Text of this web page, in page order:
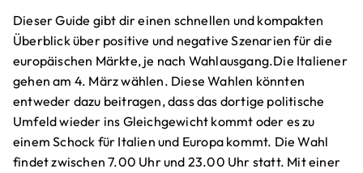
Dieser Guide gibt dir einen schnellen und kompakten
Überblick über positive und negative Szenarien für die
europäischen Märkte, je nach Wahlausgang.Die Italiener
gehen am 4. März wählen. Diese Wahlen könnten
entweder dazu beitragen, dass das dortige politische
Umfeld wieder ins Gleichgewicht kommt oder es zu
einem Schock für Italien und Europa kommt. Die Wahl
findet zwischen 7.00 Uhr und 23.00 Uhr statt. Mit einer